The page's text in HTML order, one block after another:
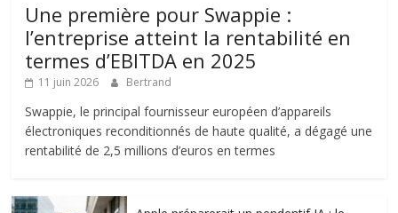
Une première pour Swappie :
l’entreprise atteint la rentabilité en
termes d’EBITDA en 2025
11 juin 2026 Bertrand
Swappie, le principal fournisseur européen d’appareils
électroniques reconditionnés de haute qualité, a dégagé une
rentabilité de 2,5 millions d’euros en termes